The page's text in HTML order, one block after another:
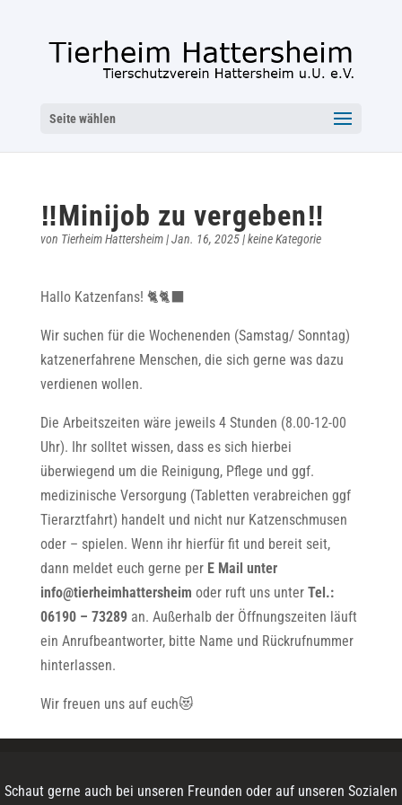
Seite wählen
‼️Minijob zu vergeben‼️
von Tierheim Hattersheim|Jan. 16, 2025|keine Kategorie
Hallo Katzenfans! 🐈🐈‍⬛
Wir suchen für die Wochenenden (Samstag/ Sonntag)
katzenerfahrene Menschen, die sich gerne was dazu
verdienen wollen.
Die Arbeitszeiten wäre jeweils 4 Stunden (8.00-12-00
Uhr). Ihr solltet wissen, dass es sich hierbei
überwiegend um die Reinigung, Pflege und ggf.
medizinische Versorgung (Tabletten verabreichen ggf
Tierarztfahrt) handelt und nicht nur Katzenschmusen
oder – spielen. Wenn ihr hierfür fit und bereit seit,
dann meldet euch gerne per E Mail unter
info@tierheimhattersheim oder ruft uns unter Tel.:
06190 – 73289an. Außerhalb der Öffnungszeiten läuft
ein Anrufbeantworter, bitte Name und Rückrufnummer
hinterlassen.
Wir freuen uns auf euch😻
Schaut gerne auch bei unseren Freunden oder auf unseren Sozialen